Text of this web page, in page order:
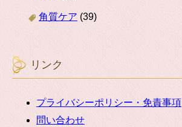
角質ケア (39)
リンク
プライバシーポリシー・免責事項
問い合わせ